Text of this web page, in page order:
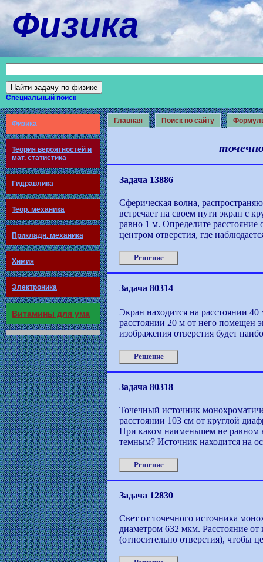
Физика
Специальный поиск
Физика
Теория вероятностей и
мат. статистика
Гидравлика
Теор. механика
Прикладн. механика
Химия
Электроника
Витамины для ума
Главная Поиск по сайту
Задача 13886
Сферическая волна,
встречает на своем пути экран с
равно 1 м. Определите
центром отверстия, где
Решение
Задача 80314
Экран находится на расстоянии
расстоянии 20 м от него помещен
изображения отверстия будет
Решение
Задача 80318
Точечный источник
расстоянии 103 см от круглой
При каком наименьшем не равном
темным? Источник находится на
Решение
Задача 12830
Свет от точечного источника
диаметром 632 мкм. Расстояние
(относительно отверстия), чтобы